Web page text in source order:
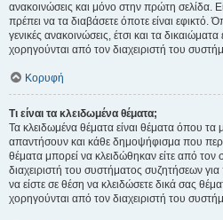
ανακοινώσεις και μόνο στην πρώτη σελίδα.
πρέπει να τα διαβάσετε όποτε είναι εφικτό.
γενικές ανακοινώσεις, έτσι και τα
χορηγούνται από τον διαχειριστή του
Κορυφή
Τι είναι τα κλειδωμένα θέματα;
Τα κλειδωμένα θέματα είναι θέματα όπου
απαντήσουν και κάθε δημοψήφισμα που
θέματα μπορεί να κλειδώθηκαν είτε από τον
διαχειριστή του συστήματος συζητήσεων
να είστε σε θέση να κλειδώσετε δικά σας
χορηγούνται από τον διαχειριστή του